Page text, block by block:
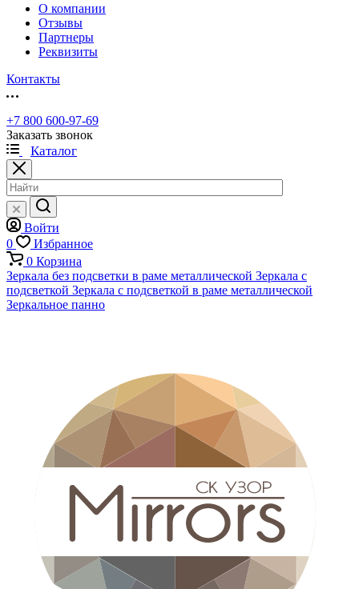
О компании
Отзывы
Партнеры
Реквизиты
Контакты
+7 800 600-97-69
Заказать звонок
Каталог
Войти
0
Избранное
0 Корзина
Зеркала без подсветки в раме металлической Зеркала с
подсветкой Зеркала с подсветкой в раме металлической
Зеркальное панно